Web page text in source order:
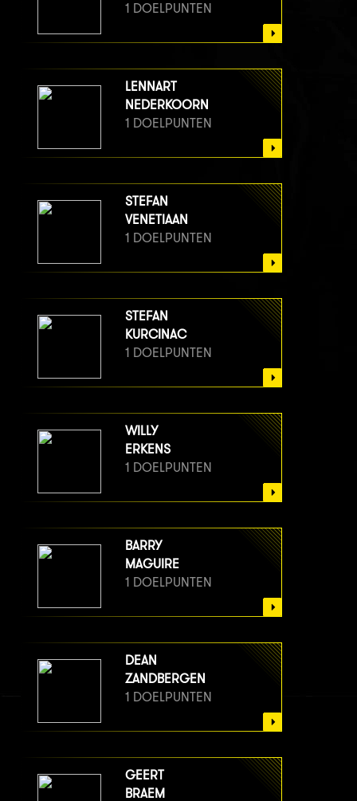
1 DOELPUNTEN
LENNART
NEDERKOORN
1 DOELPUNTEN
STEFAN
VENETIAAN
1 DOELPUNTEN
STEFAN
KURCINAC
1 DOELPUNTEN
WILLY
ERKENS
1 DOELPUNTEN
BARRY
MAGUIRE
1 DOELPUNTEN
DEAN
ZANDBERGEN
1 DOELPUNTEN
GEERT
BRAEM